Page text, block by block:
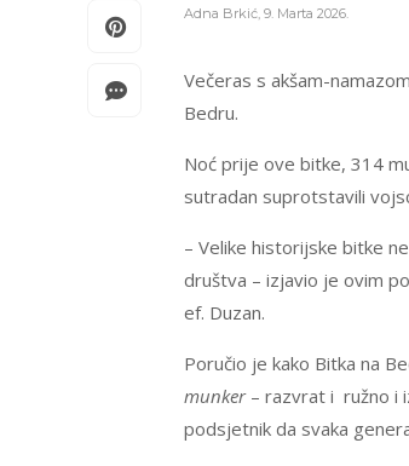
Adna Brkić, 9. Marta 2026.
Večeras s akšam-
Bedru.
Noć prije ove bitke, 314
sutradan suprotstavili
– Velike historijske bitke
društva – izjavio je ovim
ef. Duzan.
Poručio je kako Bitka na
munker– razvrat i ružno i
podsjetnik da svaka